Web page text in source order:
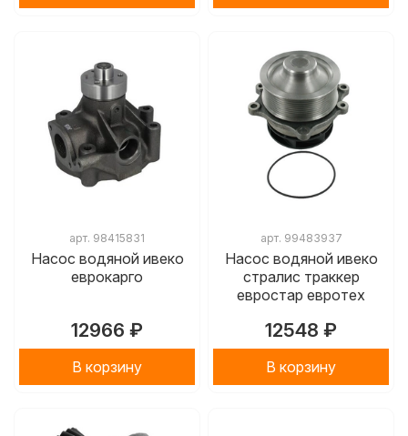
арт. 98415831
Насос водяной ивеко
еврокарго
12966 ₽
В корзину
арт. 99483937
Насос водяной ивеко
стралис траккер
евростар евротех
12548 ₽
В корзину